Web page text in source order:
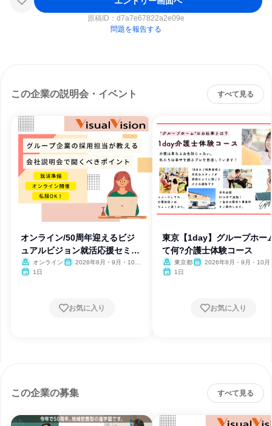
原稿ID： d7a7e67822a2e09e
問題を報告する
この企業の説明会・イベント すべて見る
オンライン/50周年迎えるビジ
ュアルビジョン就活応援セミナ
ー
オンライン
2026年8月・9月・10
1日
お気に入り
東京【1day】グループホー
て何?介護士体験コース
東京都
2026年8月・9月・10月
1日
お気に入り
この企業の募集 すべて見る